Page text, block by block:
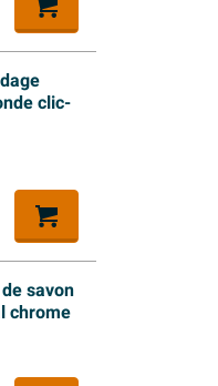
clic-
savon
chrome